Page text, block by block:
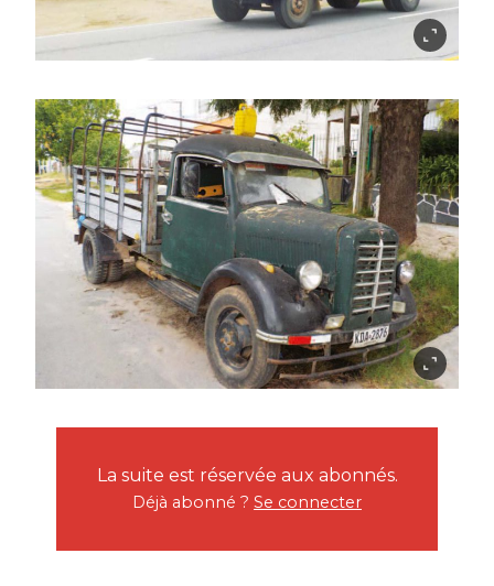
La suite est réservée aux abonnés.
Déjà abonné ? Se connecter